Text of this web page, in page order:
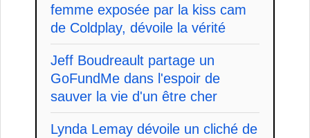
femme exposée par la kiss cam
de Coldplay, dévoile la vérité
Jeff Boudreault partage un
GoFundMe dans l'espoir de
sauver la vie d'un être cher
Lynda Lemay dévoile un cliché de